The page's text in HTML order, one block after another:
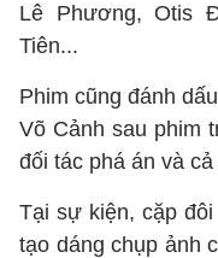
Lê Phương, Otis
Tiên...
Phim cũng đánh
Võ Cảnh sau phim
đối tác phá án và
Tại sự kiện, cặp
tạo dáng chụp ảnh